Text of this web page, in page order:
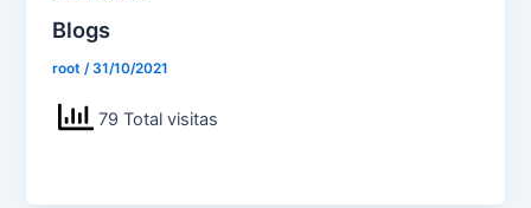
Blogs
root/31/10/2021
79 Total visitas